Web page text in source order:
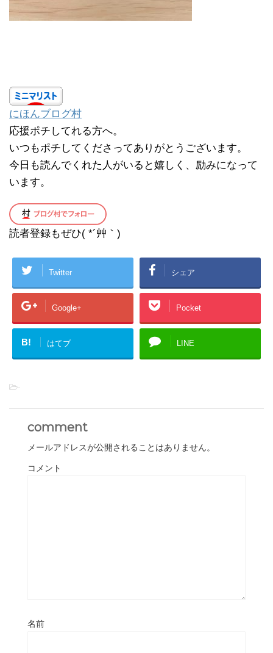
にほんブログ村
応援ポチしてれる方へ。
いつもポチしてくださってありがとうございます。
今日も読んでくれた人がいると嬉しく、励みになって
います。
読者登録もぜひ( *´艸｀)
Twitter シェア
Google+ Pocket
B! はてブ LINE
-
comment
メールアドレスが公開されることはありません。
コメント
名前